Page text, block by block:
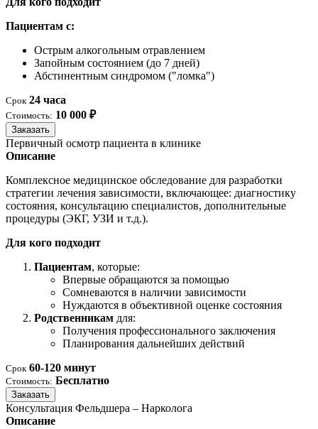
Пациентам с:
Острым алкогольным отравлением
Запойным состоянием (до 7 дней)
Абстинентным синдромом ("ломка")
Срок 24 часа
Стоимость: 10 000 ₽
Заказать
Первичный осмотр пациента в клинике
Описание
Комплексное медицинское обследование для разработки
стратегии лечения зависимости, включающее: диагностику
состояния, консультацию специалистов, дополнительные
процедуры (ЭКГ, УЗИ и т.д.).
Для кого подходит
Пациентам, которые:
Впервые обращаются за помощью
Сомневаются в наличии зависимости
Нуждаются в объективной оценке состояния
Родственникам для:
Получения профессионального заключения
Планирования дальнейших действий
Срок 60-120 минут
Стоимость: Бесплатно
Заказать
Консультация Фельдшера – Нарколога
Описание